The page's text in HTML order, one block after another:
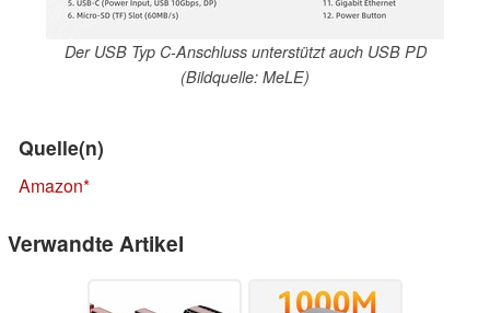
Der USB Typ C-Anschluss unterstützt auch USB PD
(Bildquelle: MeLE)
Quelle(n)
Amazon
Verwandte Artikel